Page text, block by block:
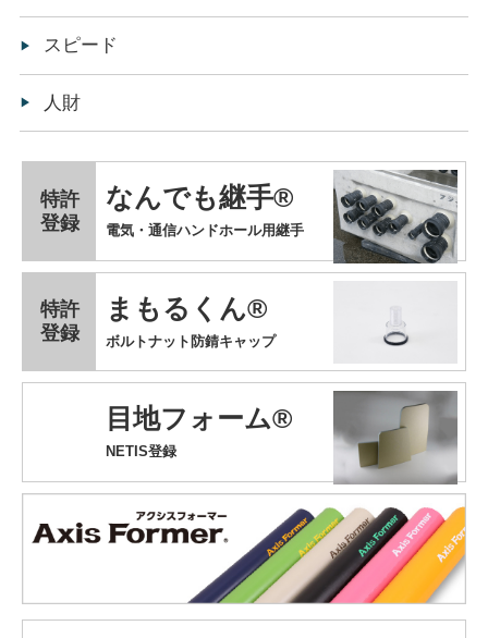
スピード
人財
なんでも継手®
特許
登録
電気・通信ハンドホール用継手
まもるくん®
特許
登録
ボルトナット防錆キャップ
目地フォーム®
NETIS登録